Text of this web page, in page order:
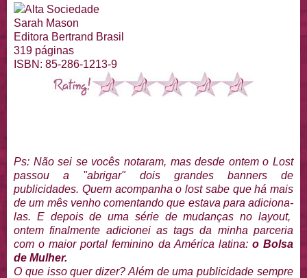
Alta Sociedade
Sarah Mason
Editora Bertrand Brasil
319 páginas
ISBN: 85-286-1213-9
Ps: Não sei se vocês notaram, mas desde ontem o Lost
passou a "abrigar" dois grandes banners de
publicidades. Quem acompanha o lost sabe que há mais
de um mês venho comentando que estava para adiciona-
las. E depois de uma série de mudanças no layout,
ontem finalmente adicionei as tags da minha parceria
com o maior portal feminino da América latina: o Bolsa
de Mulher.
O que isso quer dizer? Além de uma publicidade sempre